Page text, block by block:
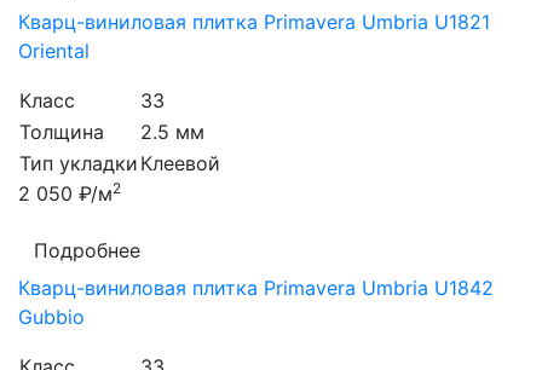
Кварц-виниловая плитка Primavera Umbria U1821
Oriental
Класс
33
Толщина
2.5 мм
Тип укладки Клеевой
2 050 ₽/м2
Подробнее
Кварц-виниловая плитка Primavera Umbria U1842
Gubbio